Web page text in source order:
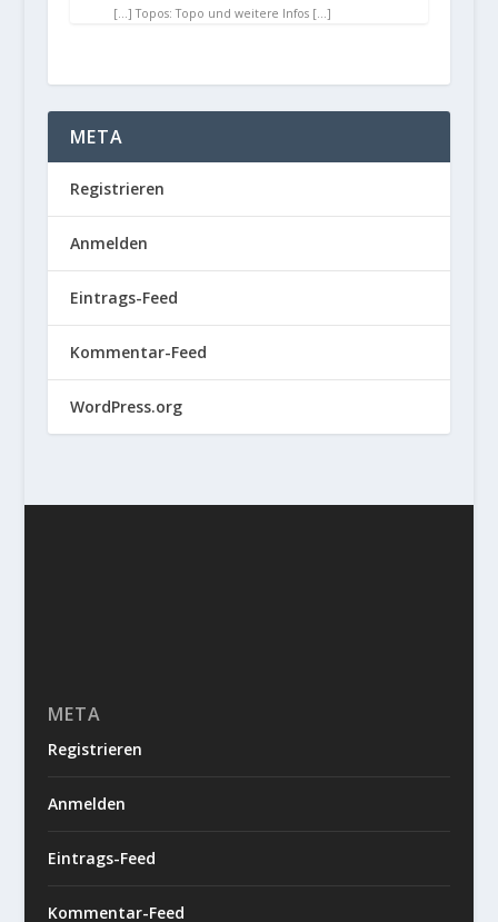
[…] Topos: Topo und weitere Infos […]
META
Registrieren
Anmelden
Eintrags-Feed
Kommentar-Feed
WordPress.org
META
Registrieren
Anmelden
Eintrags-Feed
Kommentar-Feed